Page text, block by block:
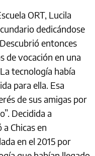
ORT, Lucila
dedicándose
entonces
de vocación en una
tecnología había
para ella. Esa
de sus amigas por
Decidida a
Chicas en
en el 2015 por